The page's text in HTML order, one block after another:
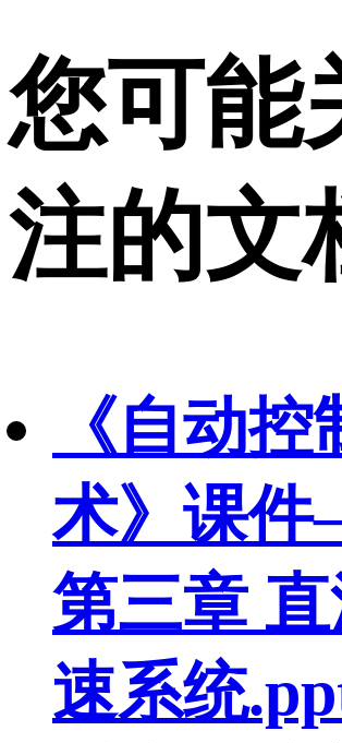
您可能
注的文
《自动控
术》课
第三章 直
速系统